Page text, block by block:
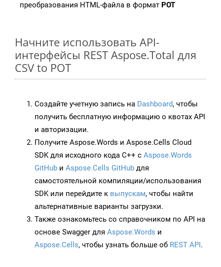
преобразования HTML-файла в формат POT
Начните использовать API-
интерфейсы REST Aspose.Total для
CSV to POT
Создайте учетную запись на Dashboard, чтобы
получить бесплатную информацию о квотах API
и авторизации.
Получите Aspose.Words и Aspose.Cells Cloud
SDK для исходного кода C++ с Aspose.Words
GitHub и Aspose.Cells GitHub для
самостоятельной компиляции/использования
SDK или перейдите к выпускам, чтобы найти
альтернативные варианты загрузки.
Также ознакомьтесь со справочником по API на
основе Swagger для Aspose.Words и
Aspose.Cells, чтобы узнать больше об REST API.